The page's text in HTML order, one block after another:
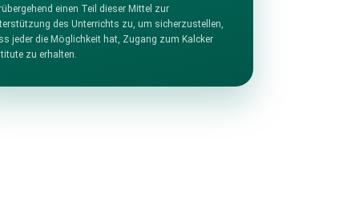
einen Teil dieser Mittel zur
des Unterrichts zu, um sicherzustellen,
jeder die Möglichkeit hat, Zugang zum Kalcker
zu erhalten.